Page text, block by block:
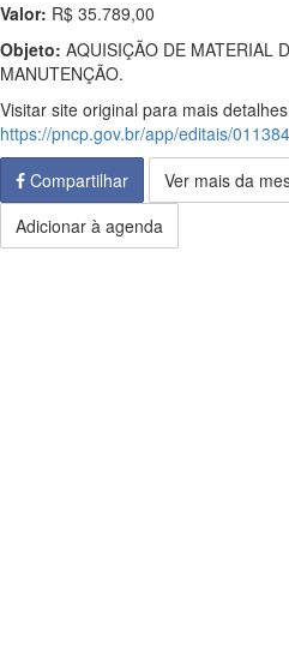
Valor: R$ 35.789,00
Objeto: AQUISIÇÃO DE MATERIAL
MANUTENÇÃO.
Visitar site original para mais
https://pncp.gov.br/app/editais/
Compartilhar
Ver mais da
Adicionar à agenda